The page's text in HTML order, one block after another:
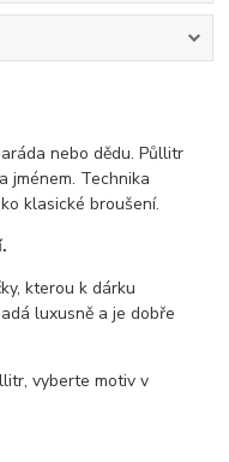
nebo dědu. Půllitr
jménem. Technika
klasické broušení.
kterou k dárku
luxusně a je dobře
vyberte motiv v